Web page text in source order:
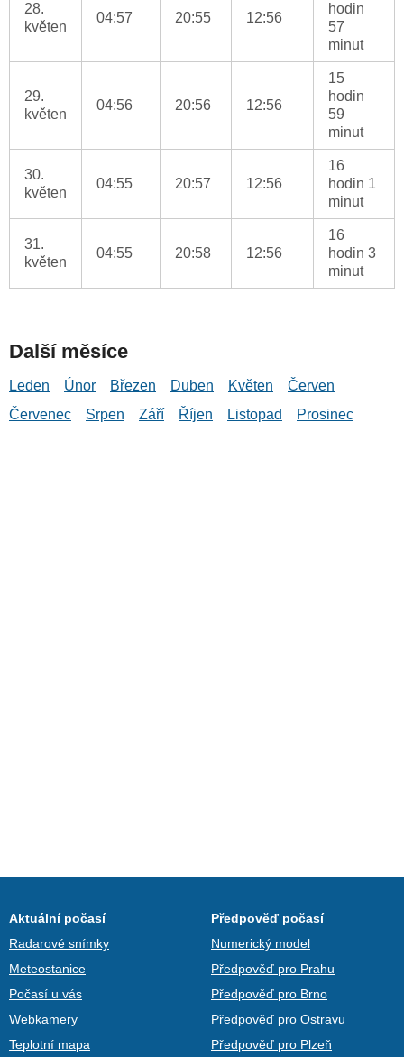
28.
květen
04:57 20:55 12:56
hodin
57
minut
29.
květen
04:56 20:56 12:56
15
hodin
59
minut
30.
květen
04:55 20:57 12:56
16
hodin 1
minut
31.
květen
04:55 20:58 12:56
16
hodin 3
minut
Další měsíce
Leden Únor Březen Duben Květen
Červen
Červenec
Srpen Září Říjen Listopad Prosinec
Aktuální počasí
Radarové snímky
Meteostanice
Počasí u vás
Webkamery
Teplotní mapa
Předpověď počasí
Numerický model
Předpověď pro Prahu
Předpověď pro Brno
Předpověď pro Ostravu
Předpověď pro Plzeň